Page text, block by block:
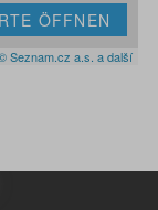
ÖFFNEN
Seznam.cz a.s. a další